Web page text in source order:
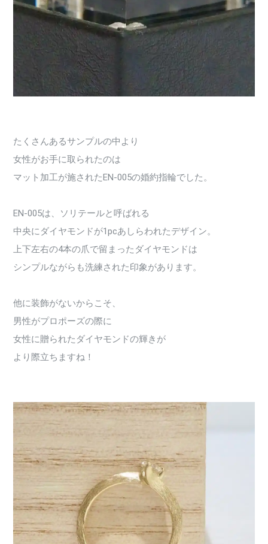
たくさんあるサンプルの中より
女性がお手に取られたのは
マット加工が施されたEN-005の婚約指輪でした。
EN-005は、ソリテールと呼ばれる
中央にダイヤモンドが1pcあしらわれたデザイン。
上下左右の4本の爪で留まったダイヤモンドは
シンプルながらも洗練された印象があります。
他に装飾がないからこそ、
男性がプロポーズの際に
女性に贈られたダイヤモンドの輝きが
より際立ちますね！